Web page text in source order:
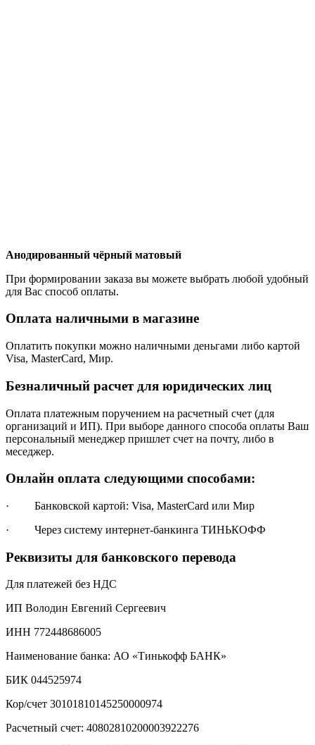
Анодированный чёрный матовый
При формировании заказа вы можете выбрать любой удобный
для Вас способ оплаты.
Оплата наличными в магазине
Оплатить покупки можно наличными деньгами либо картой
Visa, MasterCard, Мир.
Безналичный расчет для юридических лиц
Оплата платежным поручением на расчетный счет (для
организаций и ИП). При выборе данного способа оплаты Ваш
персональный менеджер пришлет счет на почту, либо в
меседжер.
Онлайн оплата следующими способами:
· Банковской картой: Visa, MasterCard или Мир
· Через систему интернет-банкинга ТИНЬКОФФ
Реквизиты для банковского перевода
Для платежей без НДС
ИП Володин Евгений Сергеевич
ИНН 772448686005
Наименование банка: АО «Тинькофф БАНК»
БИК 044525974
Кор/счет 30101810145250000974
Расчетный счет: 40802810200003922276